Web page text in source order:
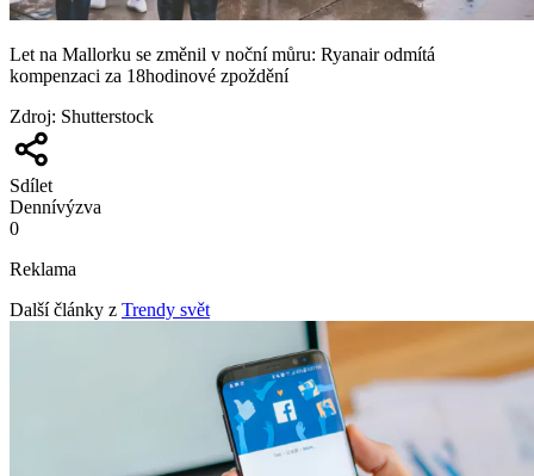
Let na Mallorku se změnil v noční můru: Ryanair odmítá
kompenzaci za 18hodinové zpoždění
Zdroj: Shutterstock
Sdílet
Dennívýzva
0
Reklama
Další články z Trendy svět